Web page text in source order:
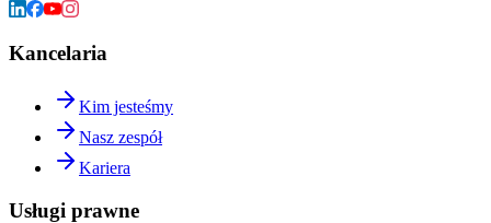
Kancelaria
Kim jesteśmy
Nasz zespół
Kariera
Usługi prawne